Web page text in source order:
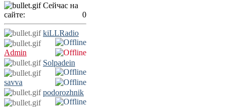
Сейчас на
сайте:
0
kiLLRadio
Admin
Solpadein
savva
podorozhnik